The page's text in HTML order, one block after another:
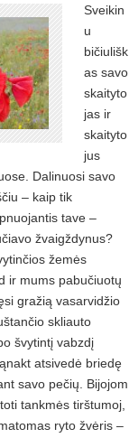
Sveikin
u
bičiulišk
as savo
skaityto
jas ir
skaityto
jus
Dalinuosi savo
– kaip tik
tave –
žvaigždynus?
žemės
ir mums pabučiuotų
gražią vasarvidžio
skliauto
švytintį vabzdį
atsivedė briedę
savo pečių. Bijojom
tankmės tirštumoj,
ryto žvėris –